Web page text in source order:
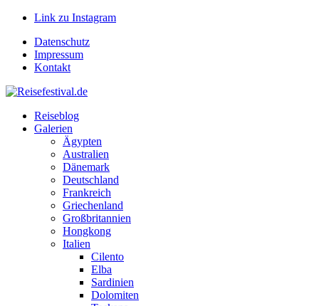
Link zu Instagram
Datenschutz
Impressum
Kontakt
Reiseblog
Galerien
Ägypten
Australien
Dänemark
Deutschland
Frankreich
Griechenland
Großbritannien
Hongkong
Italien
Cilento
Elba
Sardinien
Dolomiten